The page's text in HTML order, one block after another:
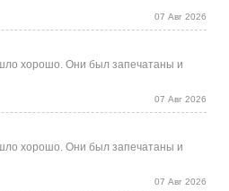
07 Авг 2026
хорошо. Они был запечатаны и
07 Авг 2026
хорошо. Они был запечатаны и
07 Авг 2026